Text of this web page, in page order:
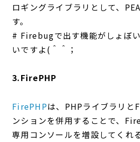
ロギングライブラリとして、
す。
# Firebugで出す機能がしょぼ
いですよ(＾＾；
3.FirePHP
FirePHPは、PHPライブラリ
ンションを併用することで、
専用コンソールを増設してくれ